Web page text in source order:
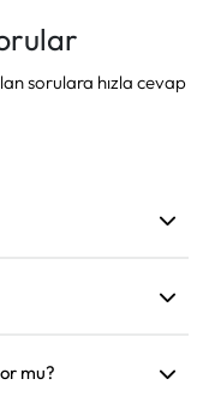
sorulara hızla cevap
hız
mu?